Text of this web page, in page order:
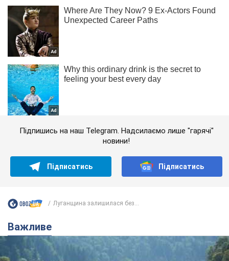
Підпишись на наш Telegram. Надсилаємо лише "гарячі"
новини!
Підписатись Підписатись
Луганщина залишилася без...
Важливе